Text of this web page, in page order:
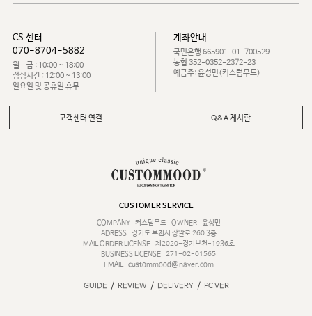
CS 센터
070-8704-5882
월 - 금 : 10:00 ~ 18:00
점심시간 : 12:00 ~ 13:00
일요일 및 공휴일 휴무
계좌안내
국민은행 665901-01-700529
농협 352-0352-2372-23
예금주: 윤성민(커스텀무드)
고객센터 연결 Q&A 게시판
CUSTOMER SERVICE
COMPANY
커스텀무드 OWNER
윤성민
ADRESS
경기도 부천시 장말로 260 3층
MAIL ORDER LICENSE
제2020-경기부천-1936호
BUSINESS LICENSE 271-02-01565
EMAIL
custommood@naver.com
GUIDE / REVIEW / DELIVERY / PC VER